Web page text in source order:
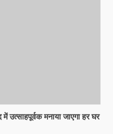
मनाया जाएगा हर घर